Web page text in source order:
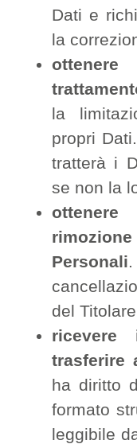
Dati e
la
la
propri
tratterà i
se non la
Personali
del
trasferire
ha diritto
formato
leggibile